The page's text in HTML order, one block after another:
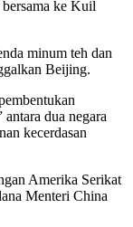
ke Kuil
minum teh dan
Beijing.
dua negara
kecerdasan
Amerika Serikat
Menteri China